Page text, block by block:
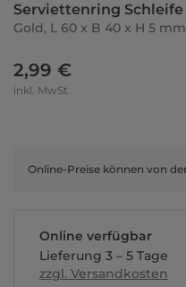
Serviettenring Schleife
Gold, L 60 x B 40 x H 5 mm
2,99 €
inkl. MwSt
Online verfügbar
Lieferung 3 – 5 Tage
zzgl. Versandkosten